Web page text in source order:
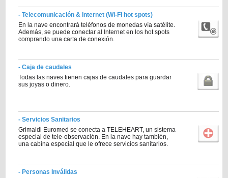
- Telecomunicación & Internet (Wi-Fi hot spots)
En la nave encontrará teléfonos de monedas vía satélite.
Además, se puede conectar al Internet en los hot spots
comprando una carta de conexión.
- Caja de caudales
Todas las naves tienen cajas de caudales para guardar
sus joyas o dinero.
- Servicios Sanitarios
Grimaldi Euromed se conecta a TELEHEART, un sistema
especial de tele-observación. En la nave hay también,
una cabina especial que le ofrece servicios sanitarios.
- Personas Inválidas